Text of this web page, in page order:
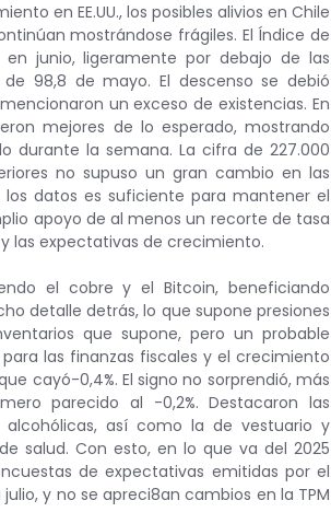
en EE.UU., los posibles alivios en Chile
mostrándose frágiles. El Índice de
junio, ligeramente por debajo de las
98,8 de mayo. El descenso se debió
un exceso de existencias. En
mejores de lo esperado, mostrando
durante la semana. La cifra de 227.000
no supuso un gran cambio en las
datos es suficiente para mantener el
apoyo de al menos un recorte de tasa
las expectativas de crecimiento.
el cobre y el Bitcoin, beneficiando
detalle detrás, lo que supone presiones
que supone, pero un probable
las finanzas fiscales y el crecimiento
cayó-0,4%. El signo no sorprendió, más
parecido al -0,2%. Destacaron las
así como la de vestuario y
salud. Con esto, en lo que va del 2025
de expectativas emitidas por el
y no se apreci8an cambios en la TPM